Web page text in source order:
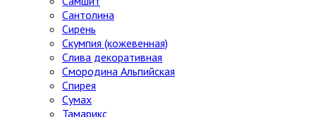
Сантолина
Сирень
Скумпия (кожевенная)
Слива декоративная
Смородина Альпийская
Спирея
Сумах
Тамарикс